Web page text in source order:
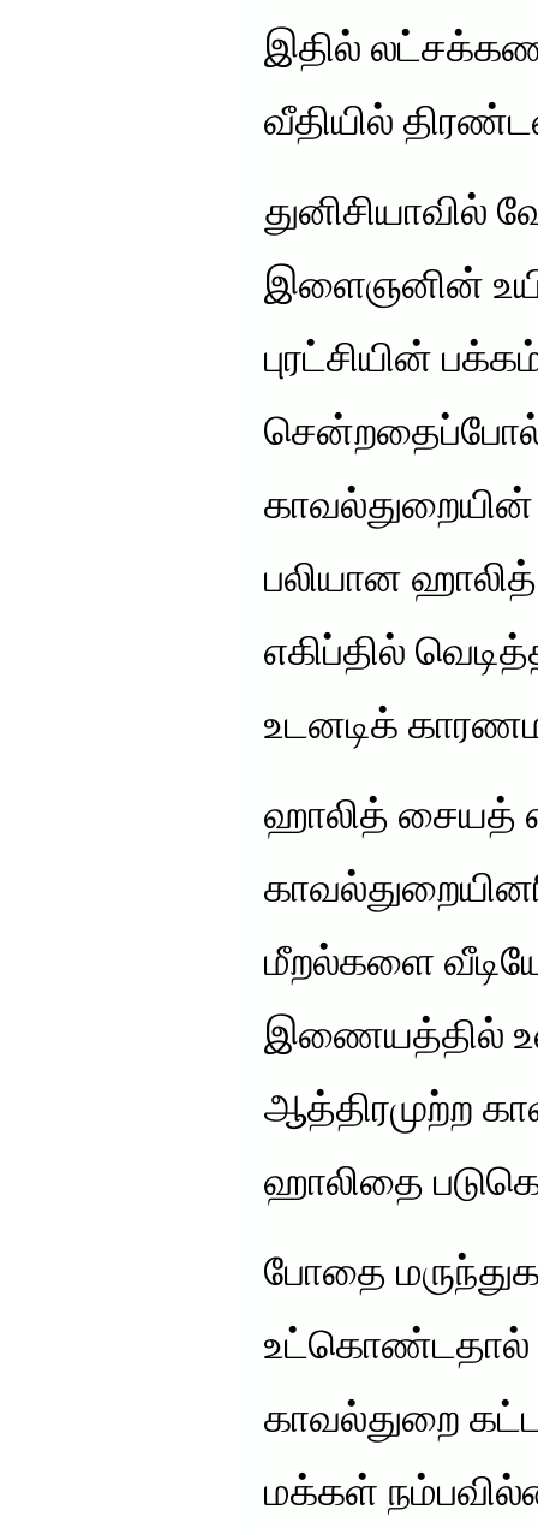
இதில்
வீதியில்
துனிசியாவில்
இளைஞனின்
புரட்சியின்
சென்றதைப்போல்
பலியான
எகிப்தில்
உடனடிக்
ஹாலித்
மீறல்களை
இணையத்தில்
ஆத்திரமுற்ற
ஹாலிதை
போதை
உட்கொண்டதால்
காவல்துறை
மக்கள்